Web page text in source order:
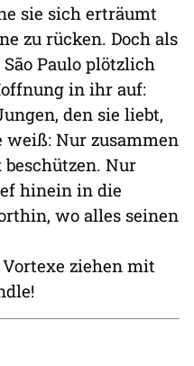
sie sich erträumt
zu rücken. Doch als
Paulo plötzlich
in ihr auf:
den sie liebt,
weiß: Nur zusammen
Nur
hinein in die
wo alles seinen
ziehen mit